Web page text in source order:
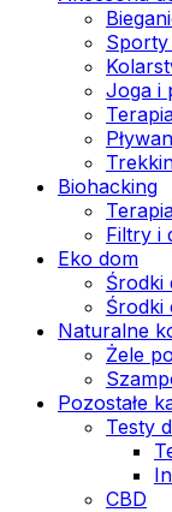
Joga i
Biohacking
Filtry i
Eko dom
Środki
Środki
Naturalne
Żele
Pozostałe
Testy
CBD